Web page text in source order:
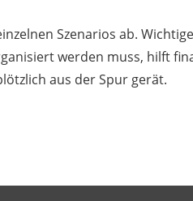
Szenarios ab.
werden muss, hilft
aus der Spur gerät.